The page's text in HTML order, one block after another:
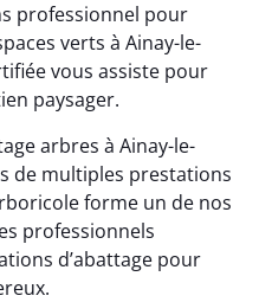
professionnel pour
verts à Ainay-le-
vous assiste pour
paysager.
arbres à Ainay-le-
de multiples prestations
forme un de nos
professionnels
d’abattage pour